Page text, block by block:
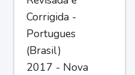
Corrigida -
Portugues
(Brasil)
2017 - Nova